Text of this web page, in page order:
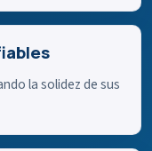
la solidez de sus